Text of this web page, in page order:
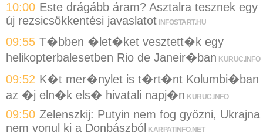
10:00 Este drágább áram? Asztalra tesznek egy
új rezsicsökkentési javaslatot INFOSTART.HU
09:55 T�bben �let�ket vesztett�k egy
helikopterbalesetben Rio de Janeir�ban KURUC.INFO
09:52 K�t mer�nylet is t�rt�nt Kolumbi�ban
az �j eln�k els� hivatali napj�n KURUC.INFO
09:50 Zelenszkij: Putyin nem fog győzni, Ukrajna
nem vonul ki a Donbászból
KARPATINFO.NET